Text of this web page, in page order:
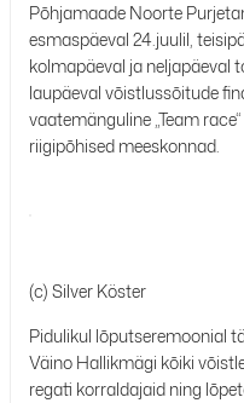
Põhjamaade Noorte
esmaspäeval 24.juulil,
kolmapäeval ja neljapäeval
laupäeval võistlussõitude
vaatemänguline „Team
riigipõhised meeskonnad.
(c) Silver Köster
Pidulikul lõputseremoonial
Väino Hallikmägi kõiki
regati korraldajaid ning